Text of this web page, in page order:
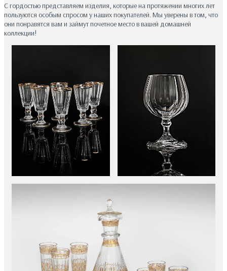
С гордостью представляем изделия, которые на протяжении многих лет
пользуются особым спросом у наших покупателей. Мы уверены в том, что
они понравятся вам и займут почетное место в вашей домашней
коллекции!